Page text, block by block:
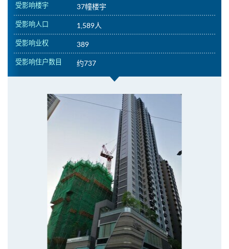
受影响楼宇 37幢楼宇
受影响人口 1,589人
受影响业权 389
受影响住户数目 约737